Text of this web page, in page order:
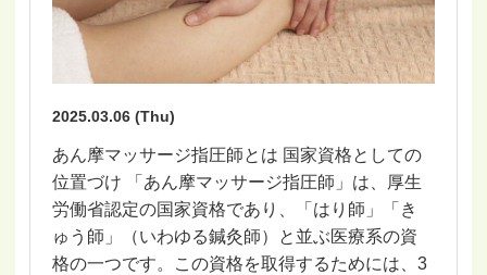
2025.03.06 (Thu)
あん摩マッサージ指圧師とは 国家資格としての
位置づけ 「あん摩マッサージ指圧師」は、厚生
労働省認定の国家資格であり、「はり師」「き
ゅう師」（いわゆる鍼灸師）と並ぶ医療系の資
格の一つです。この資格を取得するためには、3